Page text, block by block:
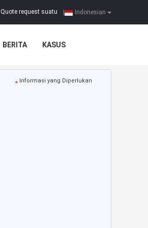
Indonesian
Quote request suatu
BERITA KASUS
Informasi yang Diperlukan